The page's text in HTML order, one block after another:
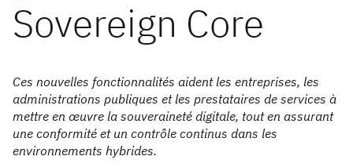
Sovereign Core
Ces nouvelles fonctionnalités aident les entreprises, les
administrations publiques et les prestataires de services à
mettre en œuvre la souveraineté digitale, tout en assurant
une conformité et un contrôle continus dans les
environnements hybrides.